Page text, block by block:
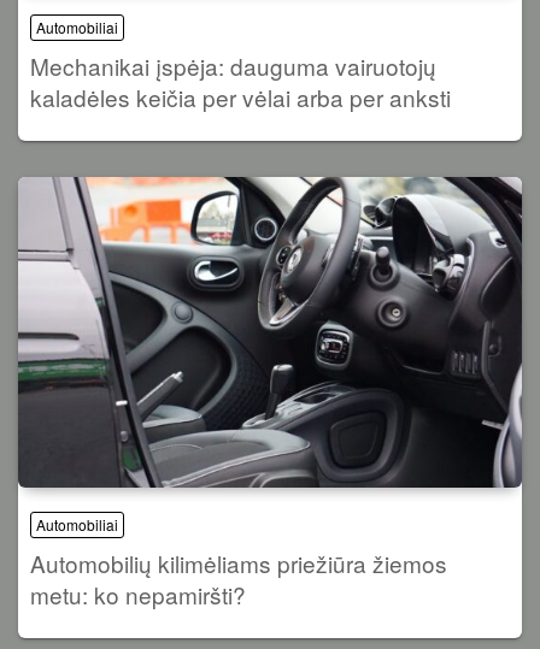
Automobiliai
Mechanikai įspėja: dauguma vairuotojų
kaladėles keičia per vėlai arba per anksti
Automobiliai
Automobilių kilimėliams priežiūra žiemos
metu: ko nepamiršti?